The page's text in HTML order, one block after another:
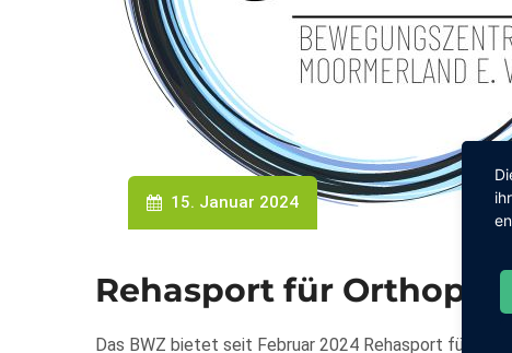
15. Januar 2024
Rehasport für
Das BWZ bietet seit Februar 2024 Rehasport für